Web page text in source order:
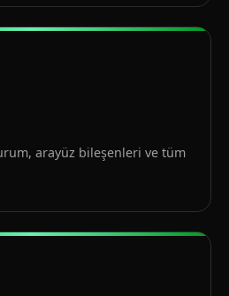
arayüz bileşenleri ve tüm